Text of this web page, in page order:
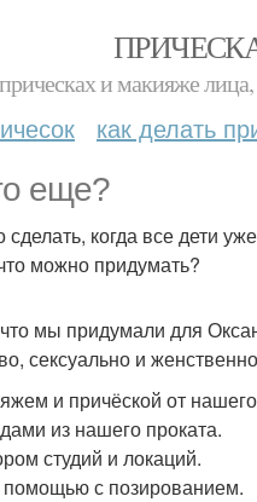
и макияже
как делать
еще?
когда все дети
можно придумать?
мы придумали для
сексуально и
и причёской от
из нашего проката.
студий и локаций.
помощью с позированием.